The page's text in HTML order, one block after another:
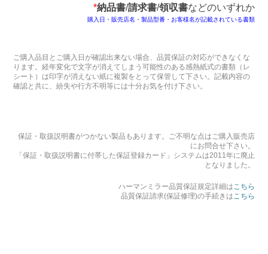
*納品書/請求書/領収書などのいずれか
購入日・販売店名・製品型番・お客様名が記載されている書類
ご購入品目とご購入日が確認出来ない場合、品質保証の対応ができなくな
ります。経年変化で文字が消えてしまう可能性のある感熱紙式の書類（レ
シート）は印字が消えない紙に複製をとって保管して下さい。記載内容の
確認と共に、紛失や行方不明等には十分お気を付け下さい。
保証・取扱説明書がつかない製品もあります。ご不明な点はご購入販売店
にお問合せ下さい。
「保証・取扱説明書に付帯した保証登録カード」システムは2011年に廃止
となりました。
ハーマンミラー品質保証規定詳細はこちら
品質保証請求(保証修理)の手続きはこちら